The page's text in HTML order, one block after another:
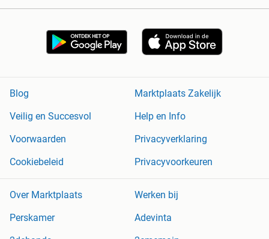
Blog
Marktplaats Zakelijk
Veilig en Succesvol
Help en Info
Voorwaarden
Privacyverklaring
Cookiebeleid
Privacyvoorkeuren
Over Marktplaats
Werken bij
Perskamer
Adevinta